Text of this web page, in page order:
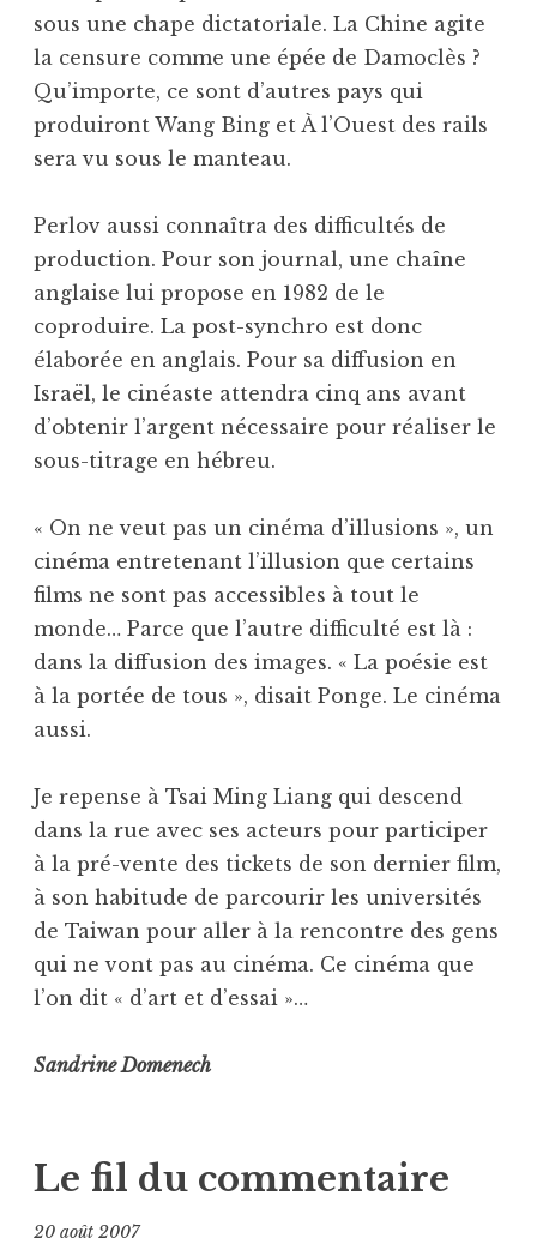
sous une chape dictatoriale. La Chine agite
la censure comme une épée de Damoclès ?
Qu’importe, ce sont d’autres pays qui
produiront Wang Bing et À l’Ouest des rails
sera vu sous le manteau.
Perlov aussi connaîtra des difficultés de
production. Pour son journal, une chaîne
anglaise lui propose en 1982 de le
coproduire. La post-synchro est donc
élaborée en anglais. Pour sa diffusion en
Israël, le cinéaste attendra cinq ans avant
d’obtenir l’argent nécessaire pour réaliser le
sous-titrage en hébreu.
« On ne veut pas un cinéma d’illusions », un
cinéma entretenant l’illusion que certains
films ne sont pas accessibles à tout le
monde… Parce que l’autre difficulté est là :
dans la diffusion des images. « La poésie est
à la portée de tous », disait Ponge. Le cinéma
aussi.
Je repense à Tsai Ming Liang qui descend
dans la rue avec ses acteurs pour participer
à la pré-vente des tickets de son dernier film,
à son habitude de parcourir les universités
de Taiwan pour aller à la rencontre des gens
qui ne vont pas au cinéma. Ce cinéma que
l’on dit « d’art et d’essai »…
Sandrine Domenech
Le fil du commentaire
20 août 2007